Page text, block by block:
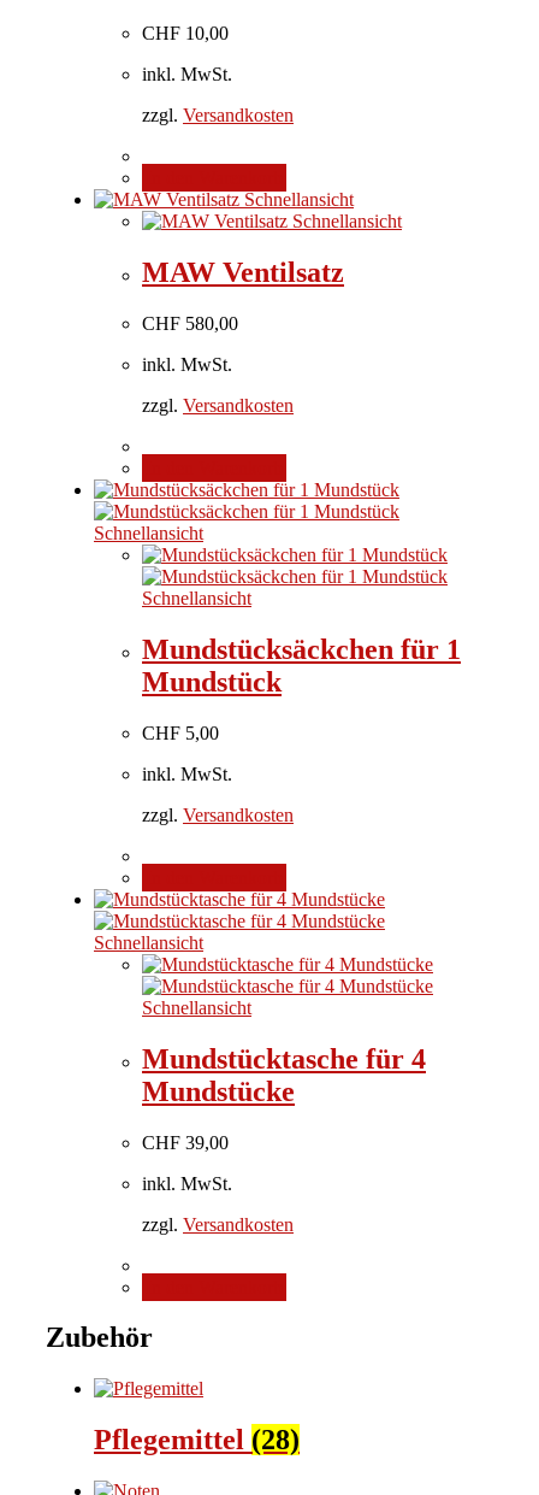
CHF 10,00
inkl. MwSt.
zzgl. Versandkosten
Schnellansicht
Schnellansicht
MAW Ventilsatz
CHF 580,00
inkl. MwSt.
zzgl. Versandkosten
Schnellansicht
Schnellansicht
Mundstücksäckchen für 1
Mundstück
CHF 5,00
inkl. MwSt.
zzgl. Versandkosten
Schnellansicht
Schnellansicht
Mundstücktasche für 4
Mundstücke
CHF 39,00
inkl. MwSt.
zzgl. Versandkosten
Zubehör
Pflegemittel (28)